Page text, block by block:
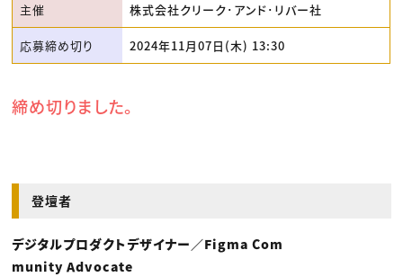
主催 株式会社クリーク･アンド･リバー社
応募締め切り 2024年11月07日(木) 13:30
締め切りました。
登壇者
デジタルプロダクトデザイナー／Figma Com
munity Advocate